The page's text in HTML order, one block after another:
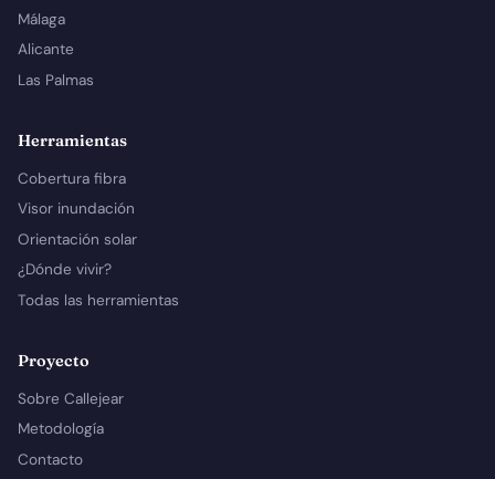
Málaga
Alicante
Las Palmas
Herramientas
Cobertura fibra
Visor inundación
Orientación solar
¿Dónde vivir?
Todas las herramientas
Proyecto
Sobre Callejear
Metodología
Contacto